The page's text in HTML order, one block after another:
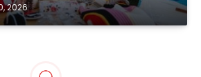
2026